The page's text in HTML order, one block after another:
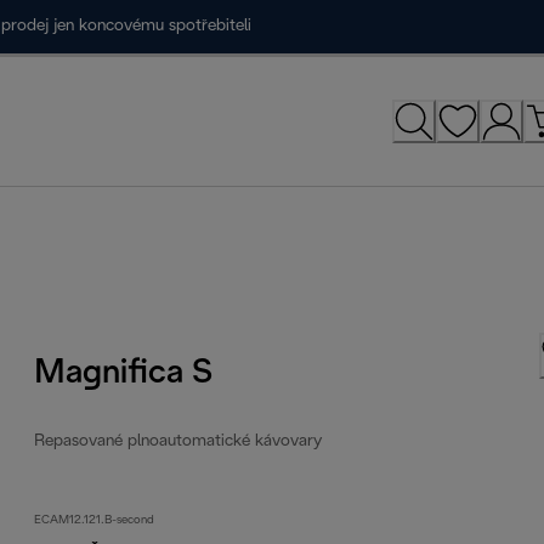
jen koncovému spotřebiteli
Magnifica S
Repasované plnoautomatické kávovary
ECAM12.121.B-second